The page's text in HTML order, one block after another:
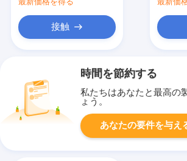
接触
時間を節約する
私たちはあなたと最高の
ょう。
あなたの要件を与え